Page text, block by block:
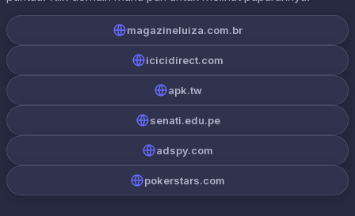
magazineluiza.com.br
icicidirect.com
apk.tw
senati.edu.pe
adspy.com
pokerstars.com